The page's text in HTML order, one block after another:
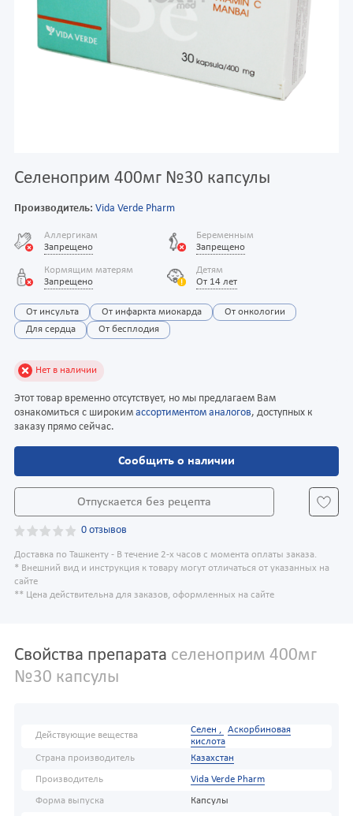
Селеноприм 400мг №30 капсулы
Производитель: Vida Verde Pharm
Аллергикам
Запрещено
Беременным
Запрещено
Кормящим матерям
Запрещено
Детям
От 14 лет
От инсульта От инфаркта миокарда
От онкологии
Для сердца
От бесплодия
Нет в наличии
Этот товар временно отсутствует, но мы предлагаем Вам
ознакомиться с широким ассортиментом аналогов, доступных к
заказу прямо сейчас.
Сообщить о наличии
Отпускается без рецепта
0 отзывов
Доставка по Ташкенту - В течение 2-х часов с момента оплаты заказа.
* Внешний вид и инструкция к товару могут отличаться от указанных на
сайте
** Цена действительна для заказов, оформленных на сайте
Свойства препарата селеноприм 400мг
№30 капсулы
Действующие вещества
Селен ,
Аскорбиновая
кислота
Страна производитель
Казахстан
Производитель Vida Verde Pharm
Форма выпуска Капсулы